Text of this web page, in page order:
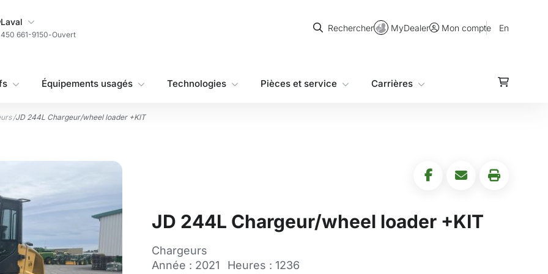
Ma succursale
Laval
450 661-9150-Ouvert
Rechercher
Rechercher MyDealer Mon compte En
Équipements usagés Technologies Pièces et service Carrières
/JD 244L Chargeur/wheel loader +KIT
JD 244L Chargeur/wheel loader +KIT
Chargeurs
Année : 2021
Heures : 1236